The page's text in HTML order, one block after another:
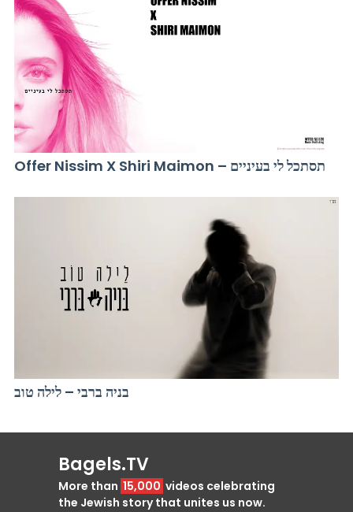
Offer Nissim X Shiri Maimon – תסתכל לי בעיניים
בניה ברבי – לילה טוב
Bagels.TV
More than 15,000 videos celebrating
the Jewish story that unites us now.